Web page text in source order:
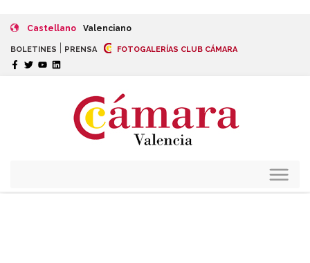
Castellano Valenciano
BOLETINES PRENSA FOTOGALERÍAS CLUB CÁMARA